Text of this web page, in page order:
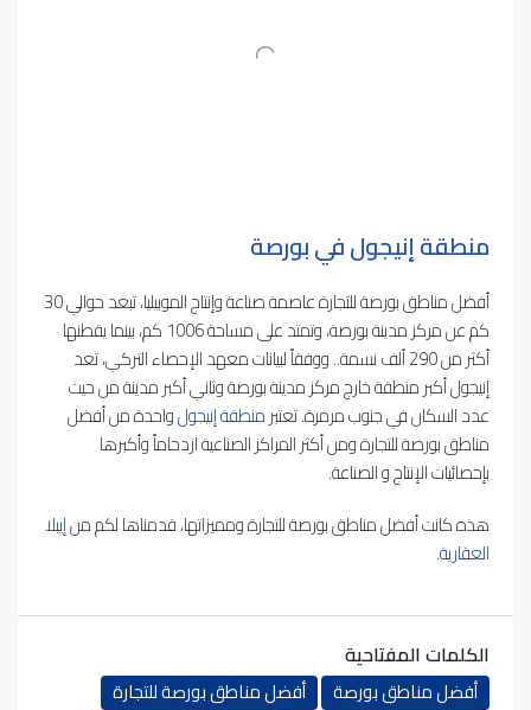
منطقة إنيجول في بورصة
أفضل مناطق بورصة للتجارة عاصمة صناعة وإنتاج الموبيليا، تبعد حوالي 30
كم عن مركز مدينة بورصة، وتمتد على مساحة 1006 كم، بينما يقطنها
أكثر من 290 ألف نسمة.. ووفقاً لبيانات معهد الإحصاء التركي، تعد
إنيجول أكبر منطقة خارج مركز مدينة بورصة وثاني أكبر مدينة من حيث
عدد السكان في جنوب مرمرة. تعتبرمنطقة إنيجولواحدة من أفضل
مناطق بورصة للتجارة ومن أكثر المراكز الصناعية ازدحاماً وأكبرها
بإحصائيات الإنتاج و الصناعة.
هذه كانت أفضل مناطق بورصة للتجارة ومميزاتها، قدمناها لكم منإيبلا
العقارية.
الكلمات المفتاحية
أفضل مناطق بورصة
أفضل مناطق بورصة للتجارة